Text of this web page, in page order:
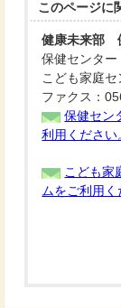
このページに
健康未来部
保健センタ
こども家庭
ファクス：
保健セン
利用ください
こども家
ムをご利用く